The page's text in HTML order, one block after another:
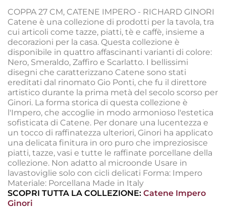
COPPA 27 CM, CATENE IMPERO - RICHARD GINORI
Catene è una collezione di prodotti per la tavola, tra
cui articoli come tazze, piatti, tè e caffè, insieme a
decorazioni per la casa. Questa collezione è
disponibile in quattro affascinanti varianti di colore:
Nero, Smeraldo, Zaffiro e Scarlatto. I bellissimi
disegni che caratterizzano Catene sono stati
ereditati dal rinomato Gio Ponti, che fu il direttore
artistico durante la prima metà del secolo scorso per
Ginori. La forma storica di questa collezione è
l'Impero, che accoglie in modo armonioso l'estetica
sofisticata di Catene. Per donare una lucentezza e
un tocco di raffinatezza ulteriori, Ginori ha applicato
una delicata finitura in oro puro che impreziosisce
piatti, tazze, vasi e tutte le raffinate porcellane della
collezione. Non adatto al microonde Usare in
lavastoviglie solo con cicli delicati Forma: Impero
Materiale: Porcellana Made in Italy
SCOPRI TUTTA LA COLLEZIONE: Catene Impero
Ginori